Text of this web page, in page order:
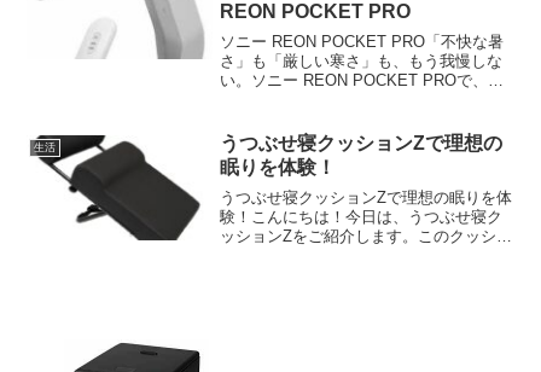
REON POCKET PRO
ソニー REON POCKET PRO「不快な暑
さ」も「厳しい寒さ」も、もう我慢しな
い。ソニー REON POCKET PROで、一
ィス、肌寒い季節のちょっとした外...
生活
うつぶせ寝クッションZで理想の
眠りを体験！
うつぶせ寝クッションZで理想の眠りを体
験！こんにちは！今日は、うつぶせ寝ク
ッションZをご紹介します。このクッショ